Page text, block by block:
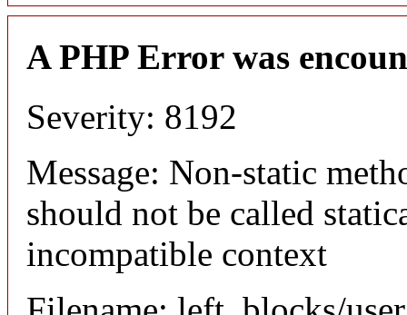
A PHP Error was
Severity: 8192
Message: Non-static
should not be called
incompatible context